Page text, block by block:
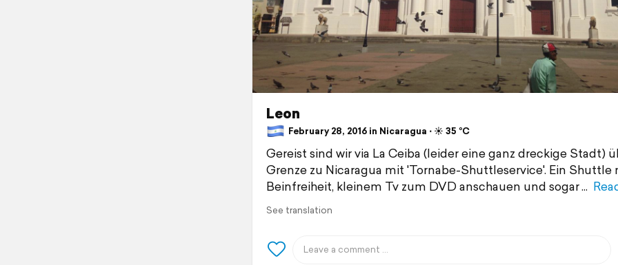
Leon
February 28, 2016 in Nicaragua ⋅ ☀️ 35 °C
Gereist sind wir via La Ceiba (leider eine ganz dreckige Stadt)
Grenze zu Nicaragua mit 'Tornabe-Shuttleservice'. Ein Shuttle
Beinfreiheit, kleinem Tv zum DVD anschauen und sogar
See translation